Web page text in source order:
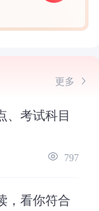
更多
、考试科目
797
，看你符合